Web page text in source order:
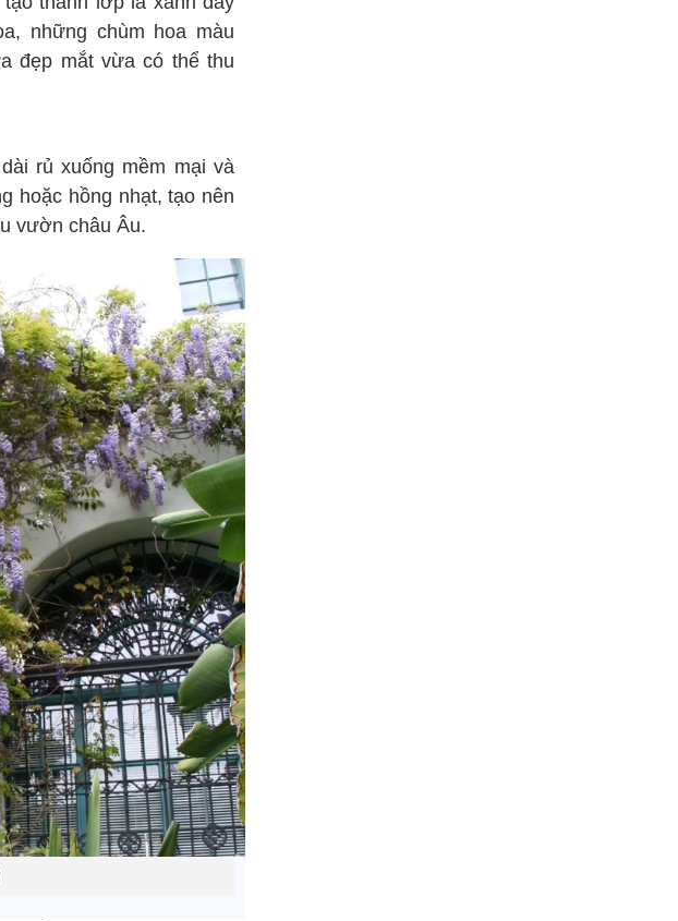
những chùm hoa màu
đẹp mắt vừa có thể thu
rủ xuống mềm mại và
hoặc hồng nhạt, tạo nên
vườn châu Âu.